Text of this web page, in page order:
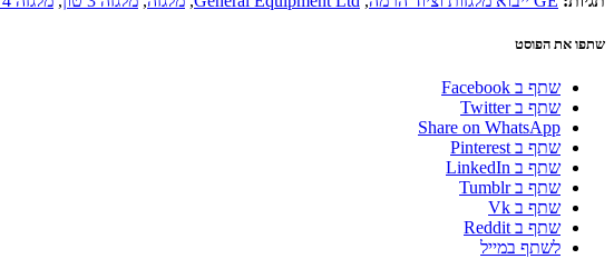
שתפו את הפוסט
שתף ב Facebook
שתף ב Twitter
Share on WhatsApp
שתף ב Pinterest
שתף ב LinkedIn
שתף ב Tumblr
שתף ב Vk
שתף ב Reddit
לשתף במייל